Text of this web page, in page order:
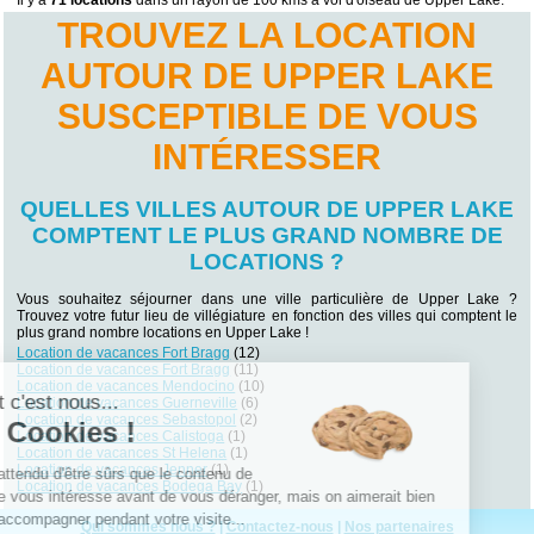
TROUVEZ LA LOCATION
AUTOUR DE UPPER LAKE
SUSCEPTIBLE DE VOUS
INTÉRESSER
QUELLES VILLES AUTOUR DE UPPER LAKE
COMPTENT LE PLUS GRAND NOMBRE DE
LOCATIONS ?
Vous souhaitez séjourner dans une ville particulière de Upper Lake ?
Trouvez votre futur lieu de villégiature en fonction des villes qui comptent le
plus grand nombre locations en Upper Lake !
Location de vacances Fort Bragg (12)
Location de vacances Fort Bragg (11)
Location de vacances Mendocino (10)
Location de vacances Guerneville (6)
Location de vacances Sebastopol (2)
Location de vacances Calistoga (1)
Location de vacances St Helena (1)
Location de vacances Jenner(1)
Location de vacances Bodega Bay (1)
Qui sommes nous ?|Contactez-nous Nos partenaires
Salut c'est nous...
les Cookies !
On a attendu d'être sûrs que le contenu de
ce site vous intéresse avant de vous déranger, mais on aimerait bien
vous accompagner pendant votre visite...